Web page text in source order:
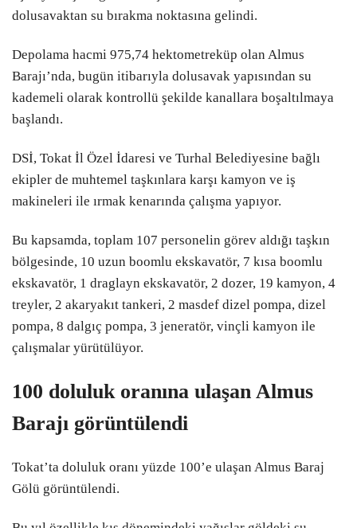
dolusavaktan su bırakma noktasına gelindi.
Depolama hacmi 975,74 hektometreküp olan Almus
Barajı’nda, bugün itibarıyla dolusavak yapısından su
kademeli olarak kontrollü şekilde kanallara boşaltılmaya
başlandı.
DSİ, Tokat İl Özel İdaresi ve Turhal Belediyesine bağlı
ekipler de muhtemel taşkınlara karşı kamyon ve iş
makineleri ile ırmak kenarında çalışma yapıyor.
Bu kapsamda, toplam 107 personelin görev aldığı taşkın
bölgesinde, 10 uzun boomlu ekskavatör, 7 kısa boomlu
ekskavatör, 1 draglayn ekskavatör, 2 dozer, 19 kamyon, 4
treyler, 2 akaryakıt tankeri, 2 masdef dizel pompa, dizel
pompa, 8 dalgıç pompa, 3 jeneratör, vinçli kamyon ile
çalışmalar yürütülüyor.
100 doluluk oranına ulaşan Almus
Barajı görüntülendi
Tokat’ta doluluk oranı yüzde 100’e ulaşan Almus Baraj
Gölü görüntülendi.